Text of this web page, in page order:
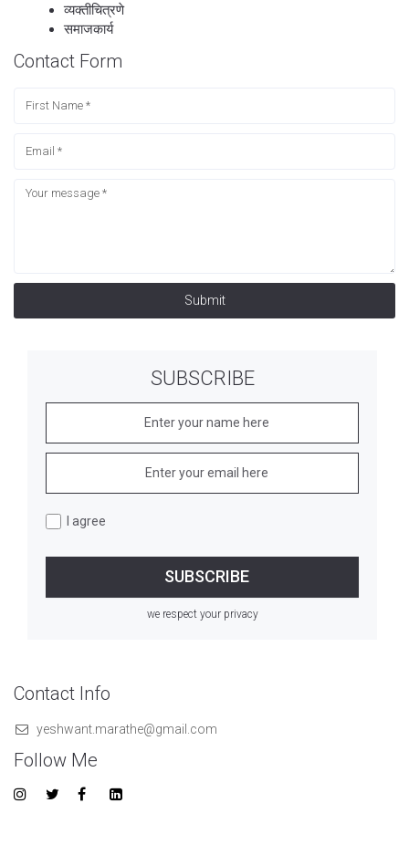
व्यक्तीचित्रणे
समाजकार्य
Contact Form
Submit
SUBSCRIBE
I agree
we respect your privacy
Contact Info
yeshwant.marathe@gmail.com
Follow Me